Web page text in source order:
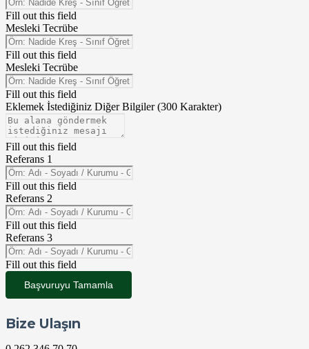
Fill out this field
Mesleki Tecrübe
Fill out this field
Mesleki Tecrübe
Fill out this field
Eklemek İstediğiniz Diğer Bilgiler (300 Karakter)
Fill out this field
Referans 1
Fill out this field
Referans 2
Fill out this field
Referans 3
Fill out this field
Başvuruyu Tamamla
Bize Ulaşın